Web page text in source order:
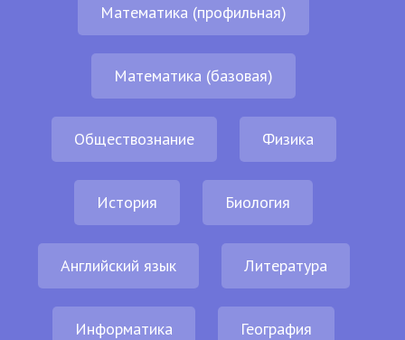
Математика (профильная)
Математика (базовая)
Обществознание Физика
История Биология
Английский язык Литература
Информатика География